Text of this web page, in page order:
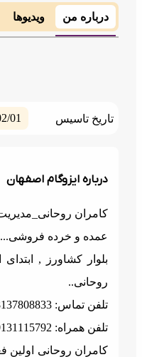
من ویدیوها عکس
تاسیس 1370/02/01
ایزوگام اصفهان
روحانی_مدیریت
و خرده فروشی...
کشاورز , ابتدای
تماس: 03137808833
همراه: 09131115792